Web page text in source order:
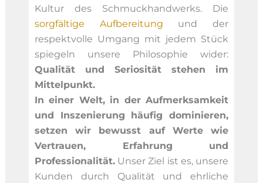
Kultur des Schmuckhandwerks. Die
sorgfältige Aufbereitung und der
respektvolle Umgang mit jedem Stück
spiegeln unsere Philosophie wider:
Qualität und Seriosität stehen im
Mittelpunkt.
In einer Welt, in der Aufmerksamkeit
und Inszenierung häufig dominieren,
setzen wir bewusst auf Werte wie
Vertrauen, Erfahrung und
Professionalität.Unser Ziel ist es, unsere
Kunden durch Qualität und ehrliche